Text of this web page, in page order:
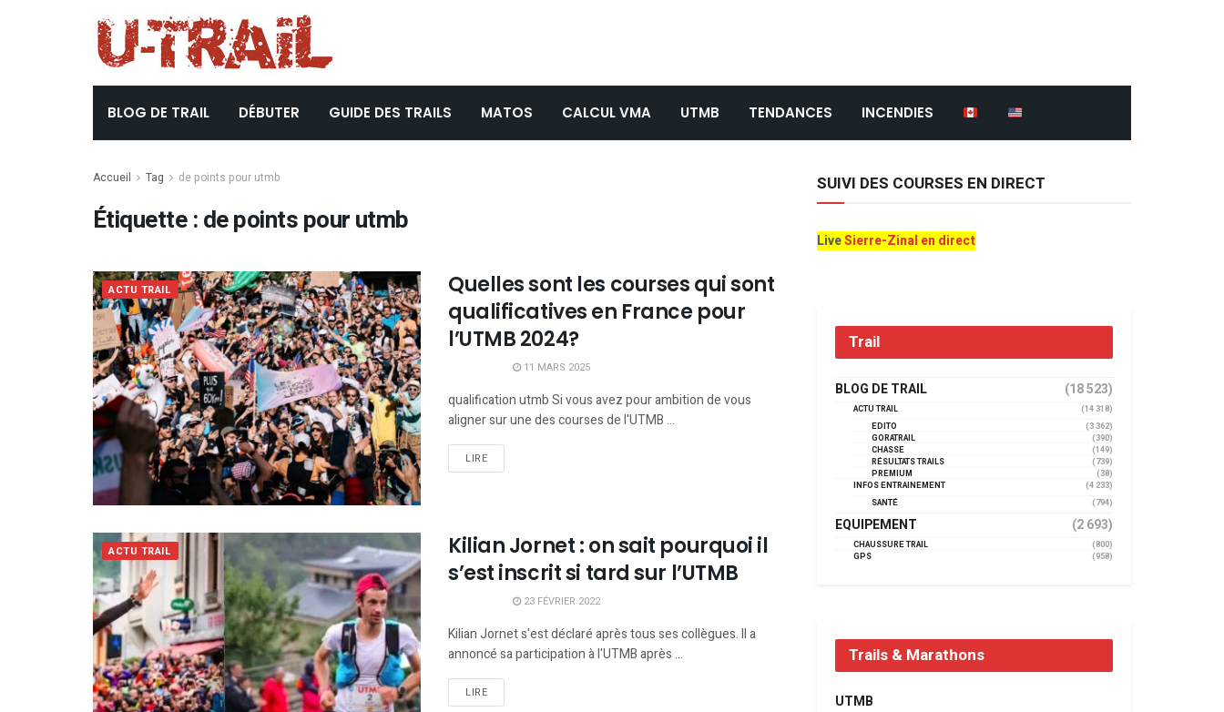
BLOG DE TRAIL DÉBUTER GUIDE DES TRAILS MATOS CALCUL VMA UTMB TENDANCES INCENDIES
Accueil Tag de points pour utmb
Étiquette :de points pour utmb
ACTU TRAIL
Quelles sont les courses qui sont
qualificatives en France pour
l’UTMB 2024?
11 MARS 2025
qualification utmb Si vous avez pour ambition de vous
aligner sur une des courses de l'UTMB ...
LIRE
ACTU TRAIL
Kilian Jornet : on sait pourquoi il
s’est inscrit si tard sur l’UTMB
23 FÉVRIER 2022
Kilian Jornet s'est déclaré après tous ses collègues. Il a
annoncé sa participation à l'UTMB après ...
LIRE
SUIVI DES COURSES EN DIRECT
LiveSierre-Zinal en direct
Trail
BLOG DE TRAIL (18 523)
ACTU TRAIL
(14 318)
EDITO
(3 362)
GORATRAIL
(390)
CHASSE
(149)
RÉSULTATS TRAILS
(739)
PREMIUM
(38)
INFOS ENTRAINEMENT
(4 233)
SANTÉ
(794)
EQUIPEMENT (2 693)
CHAUSSURE TRAIL
(800)
GPS
(958)
Trails & Marathons
UTMB